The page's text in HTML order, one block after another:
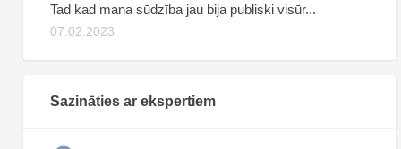
Tad kad mana sūdzība jau bija publiski visūr...
07.02.2023
Sazināties ar ekspertiem